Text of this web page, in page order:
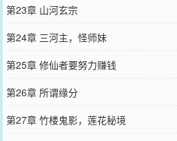
第23章 山河玄宗
第24章 三河主，怪师妹
第25章 修仙者要努力赚钱
第26章 所谓缘分
第27章 竹楼鬼影，莲花秘境